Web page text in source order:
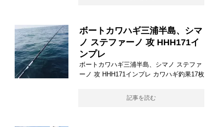
ボートカワハギ三浦半島、シマ
ノ ステファーノ 攻 HHH171イ
ンプレ
ボートカワハギ三浦半島、シマノ ステファ
ーノ 攻 HHH171インプレ カワハギ釣果17枚
記事を読む